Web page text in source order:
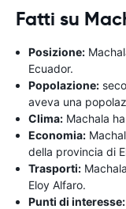
Fatti su
Posizione:
Ecuador.
Popolazione:
aveva una
Clima: Machala
Economia:
della provincia di
Trasporti:
Eloy Alfaro.
Punti di interesse: